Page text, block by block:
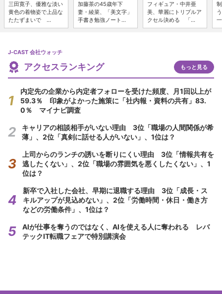
三田寛子、優雅な淡い
黄色の着物姿で上品な
たたずまいで ...
加藤茶の45歳年下
妻・綾菜、「美文字」
手書き勉強ノート...
フィギュア・中井亜
美、華麗にトリプルア
クセル決める 「...
J-CAST 会社ウォッチ
アクセスランキング もっと見る
内定先の企業から内定者フォローを受けた頻度、月1回以上が
59.3％ 印象がよかった施策に「社内報・資料の共有」83.
0％ マイナビ調査
キャリアの相談相手がいない理由 3位「職場の人間関係が希
薄」、2位「真剣に話せる人がいない」、1位は？
上司からのランチの誘いを断りにくい理由 3位「情報共有を
逃したくない」、2位「職場の雰囲気を悪くしたくない」、1
位は？
新卒で入社した会社、早期に退職する理由 3位「成長・ス
キルアップが見込めない」、2位「労働時間・休日・働き方
などの労働条件」、1位は？
AIが仕事を奪うのではなく、AIを使える人に奪われる レバ
テックIT転職フェアで特別講演会